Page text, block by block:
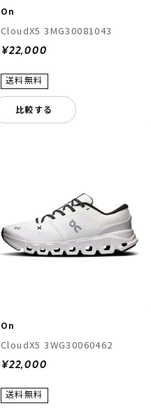
On
CloudX5 3MG30081043
¥22,000
比較する
On
CloudX5 3WG30060462
¥22,000